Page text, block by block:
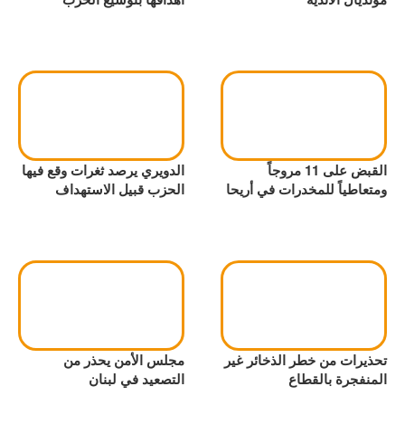
القبض على 11 مروجاً
ومتعاطياً للمخدرات في أريحا
الدويري يرصد ثغرات وقع فيها
الحزب قبيل الاستهداف
تحذيرات من خطر الذخائر غير
المنفجرة بالقطاع
مجلس الأمن يحذر من
التصعيد في لبنان